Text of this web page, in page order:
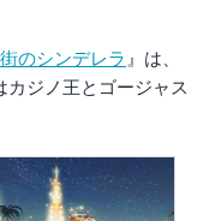
のシンデレラ 』は、
カジノ王とゴージャス